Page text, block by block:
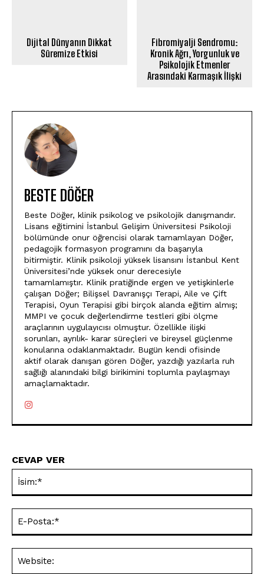
Dijital Dünyanın Dikkat
Süremize Etkisi
Fibromiyalji Sendromu:
Kronik Ağrı, Yorgunluk ve
Psikolojik Etmenler
Arasındaki Karmaşık İlişki
BESTE DÖĞER
Beste Döğer, klinik psikolog ve psikolojik danışmandır.
Lisans eğitimini İstanbul Gelişim Üniversitesi Psikoloji
bölümünde onur öğrencisi olarak tamamlayan Döğer,
pedagojik formasyon programını da başarıyla
bitirmiştir. Klinik psikoloji yüksek lisansını İstanbul Kent
Üniversitesi’nde yüksek onur derecesiyle
tamamlamıştır. Klinik pratiğinde ergen ve yetişkinlerle
çalışan Döğer; Bilişsel Davranışçı Terapi, Aile ve Çift
Terapisi, Oyun Terapisi gibi birçok alanda eğitim almış;
MMPI ve çocuk değerlendirme testleri gibi ölçme
araçlarının uygulayıcısı olmuştur. Özellikle ilişki
sorunları, ayrılık- karar süreçleri ve bireysel güçlenme
konularına odaklanmaktadır. Bugün kendi ofisinde
aktif olarak danışan gören Döğer, yazdığı yazılarla ruh
sağlığı alanındaki bilgi birikimini toplumla paylaşmayı
amaçlamaktadır.
CEVAP VER